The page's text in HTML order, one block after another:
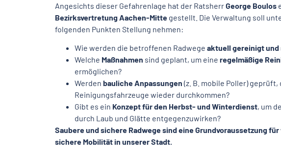
Angesichts dieser Gefahrenlage hat der RatsherrGeorge Boulos
Bezirksvertretung Aachen-Mitte gestellt. Die Verwaltung soll
folgenden Punkten Stellung nehmen:
Wie werden die betroffenen Radwege aktuell gereinigt
Welche Maßnahmen sind geplant, um eine regelmäßige
ermöglichen?
Werden bauliche Anpassungen (z. B. mobile Poller) geprüft,
Reinigungsfahrzeuge wieder durchkommen?
Gibt es ein Konzept für den Herbst- und Winterdienst, um
durch Laub und Glätte entgegenzuwirken?
Saubere und sichere Radwege sind eine Grundvoraussetzung
sichere Mobilität in unserer Stadt.